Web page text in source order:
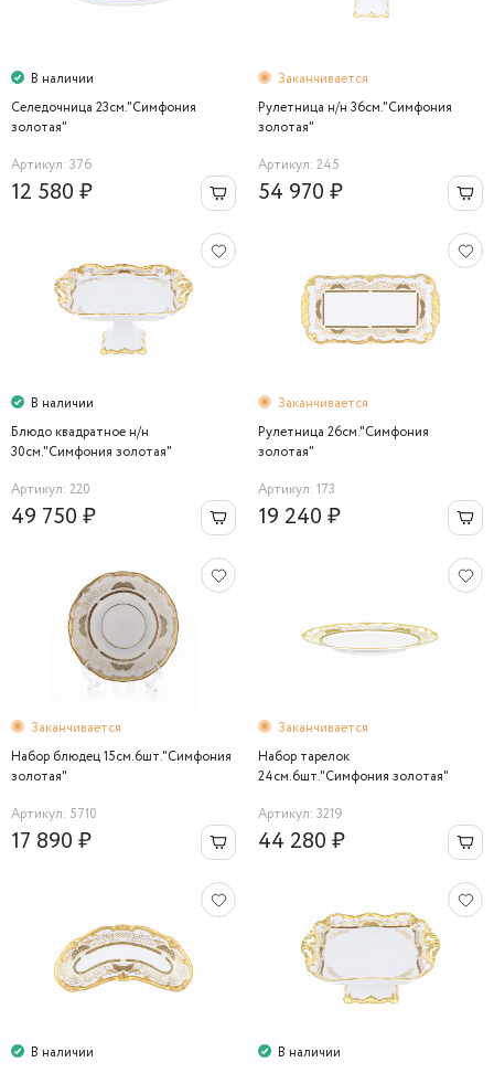
В наличии
Селедочница 23см."Симфония
золотая"
Артикул: 376
12 580 ₽
Заканчивается
Рулетница н/н 36см."Симфония
золотая"
Артикул: 245
54 970 ₽
В наличии
Блюдо квадратное н/н
30см."Симфония золотая"
Артикул: 220
49 750 ₽
Заканчивается
Рулетница 26см."Симфония
золотая"
Артикул: 173
19 240 ₽
Заканчивается
Набор блюдец 15см.6шт."Симфония
золотая"
Артикул: 5710
17 890 ₽
Заканчивается
Набор тарелок
24см.6шт."Симфония золотая"
Артикул: 3219
44 280 ₽
В наличии
В наличии